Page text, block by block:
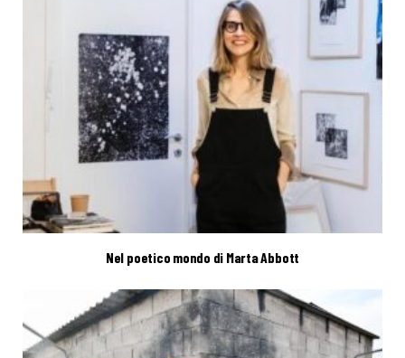
Nel poetico mondo di Marta Abbott